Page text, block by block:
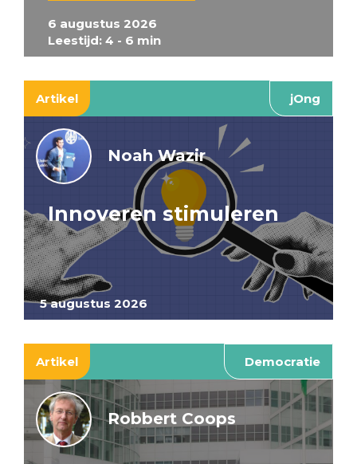
6 augustus 2026
Leestijd: 4 - 6 min
Artikel jOng
5 augustus 2026
Noah Wazir
Innoveren stimuleren
Artikel Democratie
Robbert Coops